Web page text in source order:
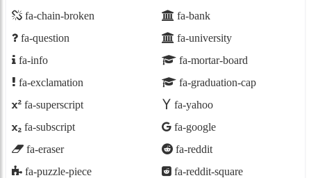
fa-chain-broken
fa-question
fa-info
fa-exclamation
fa-superscript
fa-subscript
fa-eraser
fa-puzzle-piece
fa-bank
fa-university
fa-mortar-board
fa-graduation-cap
fa-yahoo
fa-google
fa-reddit
fa-reddit-square